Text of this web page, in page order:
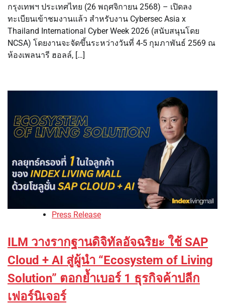
กรุงเทพฯ ประเทศไทย (26 พฤศจิกายน 2568) – เปิดลง
ทะเบียนเข้าชมงานแล้ว สำหรับงาน Cybersec Asia x
Thailand International Cyber ​​Week 2026 (สนับสนุนโดย
NCSA) โดยงานจะจัดขึ้นระหว่างวันที่ 4-5 กุมภาพันธ์ 2569 ณ
ห้องเพลนารี ฮอลล์, […]
Press Release
ILM วางรากฐานดิจิทัลอัจฉริยะ ใช้ SAP
Cloud + AI สู่ผู้นำ “Ecosystem of Living
Solution” ตอกย้ำเบอร์ 1 ธุรกิจค้าปลีก
เฟอร์นิเจอร์